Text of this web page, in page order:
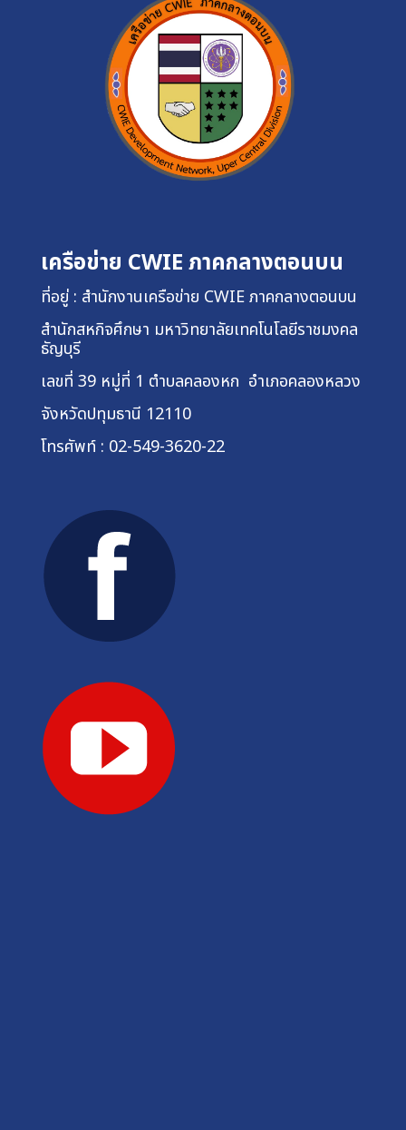
เครือข่าย CWIE ภาคกลางตอนบน
ที่อยู่ : สำนักงานเครือข่าย CWIE ภาคกลางตอนบน
สำนักสหกิจศึกษา มหาวิทยาลัยเทคโนโลยีราชมงคล
ธัญบุรี
เลขที่ 39 หมู่ที่ 1 ตำบลคลองหก อำเภอคลองหลวง
จังหวัดปทุมธานี 12110
โทรศัพท์ : 02-549-3620-22